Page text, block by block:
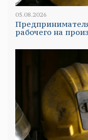
05.08.2026
рабочего на